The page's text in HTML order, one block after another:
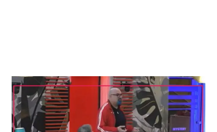
News Spettacolo
Benessere Cucina e Ricette